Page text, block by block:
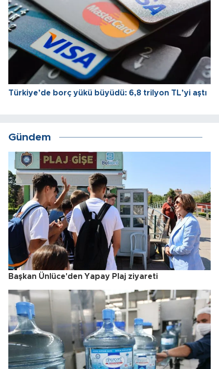
Türkiye’de borç yükü büyüdü: 6,8 trilyon TL’yi aştı
Gündem
Başkan Ünlüce'den Yapay Plaj ziyareti